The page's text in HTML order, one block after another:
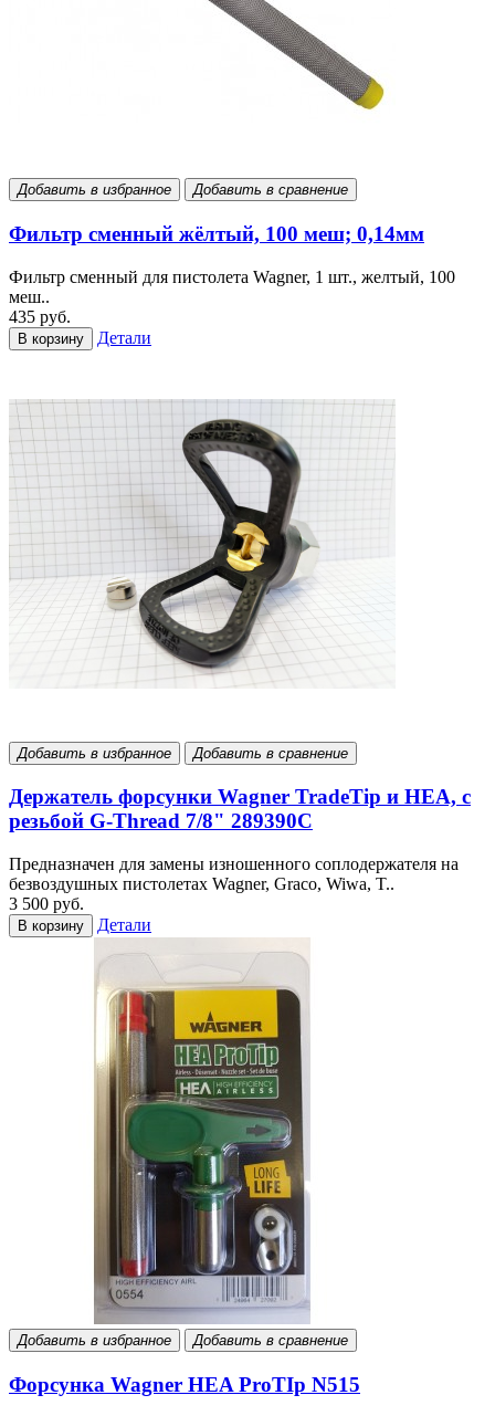
Добавить в избранное Добавить в сравнение
Фильтр сменный жёлтый, 100 меш; 0,14мм
Фильтр сменный для пистолета Wagner, 1 шт., желтый, 100
меш..
435 руб.
В корзину Детали
Добавить в избранное Добавить в сравнение
Держатель форсунки Wagner TradeTip и HEA, с
резьбой G-Thread 7/8" 289390С
Предназначен для замены изношенного соплодержателя на
безвоздушных пистолетах Wagner, Graco, Wiwa, T..
3 500 руб.
В корзину Детали
Добавить в избранное Добавить в сравнение
Форсунка Wagner HEA ProTIp N515